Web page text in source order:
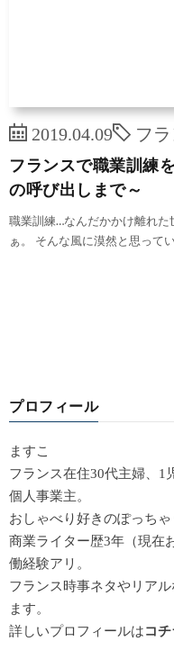
2019.04.09 フラ
フランスで職業訓練
の呼び出しまで～
職業訓練…なんだかかけ離れ
ぁ。 そんな風に漠然と思って
プロフィール
ますこ
フランス在住30代主婦、1
個人事業主。
おしゃべり好きのぽっちゃ
商業ライター歴3年（現在
働経験アリ。
フランス時事ネタやリア
ます。
詳しいプロフィールはコチ